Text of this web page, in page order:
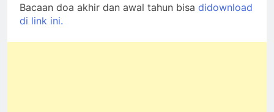
Bacaan doa akhir dan awal tahun bisa didownload
di link ini.